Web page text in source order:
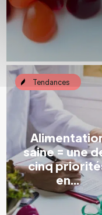
Tendances
saine = une
cinq
en...